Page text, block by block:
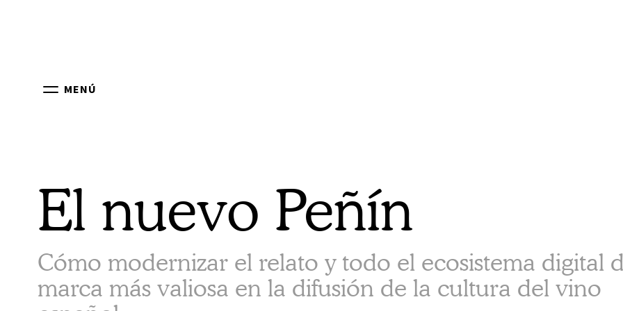
MENÚ
El nuevo Peñín
Cómo modernizar el relato y todo el ecosistema digital
marca más valiosa en la difusión de la cultura del vino